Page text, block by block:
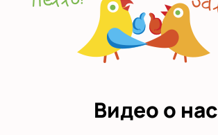
Видео о нас